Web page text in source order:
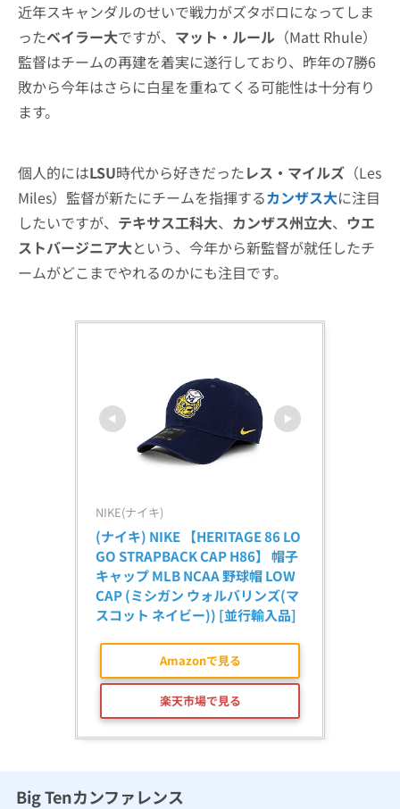
近年スキャンダルのせいで戦力がズタボロになってしま
ったベイラー大ですが、 マット・ルール （Matt Rhule）
監督はチームの再建を着実に遂行しており、昨年の7勝6
敗から今年はさらに白星を重ねてくる可能性は十分有り
ます。
個人的にはLSU時代から好きだったレス・マイルズ （Les
Miles）監督が新たにチームを指揮するカンザス大に注目
したいですが、 テキサス工科大、 カンザス州立大、 ウエ
ストバージニア大という、今年から新監督が就任したチ
ームがどこまでやれるのかにも注目です。
NIKE(ナイキ)
(ナイキ) NIKE 【HERITAGE 86 LO
GO STRAPBACK CAP H86】 帽子
キャップ MLB NCAA 野球帽 LOW
CAP (ミシガン ウォルバリンズ(マ
スコット ネイビー)) [並行輸入品]
Amazonで見る
楽天市場で見る
Big Tenカンファレンス